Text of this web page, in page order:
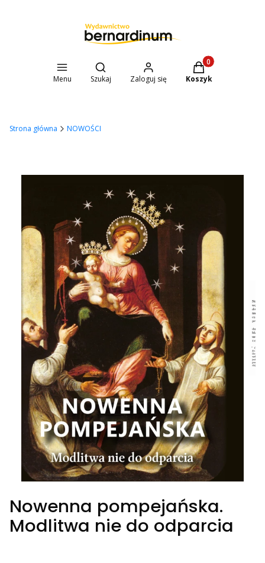
Menu
Otwórz wyszukiwarkę
Szukaj Zaloguj się
Produkty w
Koszyk
Strona główna NOWOŚCI
Nowenna pompejańska.
Modlitwa nie do odparcia